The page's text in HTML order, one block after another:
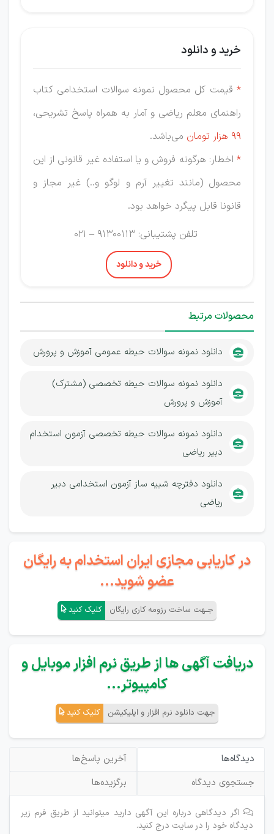
خرید و دانلود
* قیمت کل محصول نمونه سوالات استخدامی کتاب
راهنمای معلم ریاضی و آمار به همراه پاسخ تشریحی،
99 هزار
تومان می‌باشد.
* اخطار: هرگونه فروش و یا استفاده غیر قانونی از این
محصول (مانند تغییر آرم و لوگو و..) غیر مجاز و
قانونا قابل پیگرد خواهد بود.
تلفن پشتیبانی: 91300113 – 021
خرید و دانلود
محصولات مرتبط
دانلود نمونه سوالات حیطه عمومی آموزش و پرورش
دانلود نمونه سوالات حیطه تخصصی (مشترک)
آموزش و پرورش
دانلود نمونه سوالات حیطه تخصصی آزمون استخدام
دبیر ریاضی
دانلود دفترچه شبیه ساز آزمون استخدامی دبیر
ریاضی
در کاریابی مجازی ایران استخدام به رایگان
عضو شوید...
جـهت ساخت رزومه کاری رایگان کلیک کنید
دریافت آگهی ها از طریق نرم افزار موبایل و
کامپیوتر...
جهت دانلود نرم افزار و اپلیکیشن کلیک کنید
دیدگاه‌ها
آخرین پاسخ‌ها
جستجوی دیدگاه
برگزیده‌ها
اگر دیدگاهی درباره این آگهی دارید میتوانید از طریق فرم زیر
دیدگاه خود را در سایت درج کنید.